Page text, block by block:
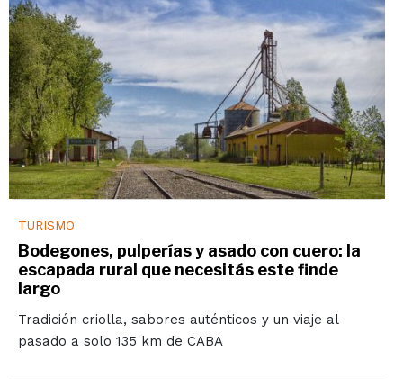
TURISMO
Bodegones, pulperías y asado con cuero: la
escapada rural que necesitás este finde
largo
Tradición criolla, sabores auténticos y un viaje al
pasado a solo 135 km de CABA